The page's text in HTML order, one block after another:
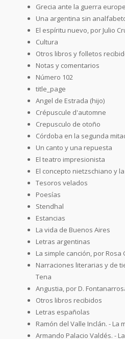
Grecia ante la guerra
Una argentina sin
El espíritu nuevo, por Julio
Cultura
Otros libros y folletos
Notas y comentarios
Número 102
title_page
Angel de Estrada (hijo)
Crépuscule d'automne
Crepusculo de otoño
Córdoba en la segunda
Un canto y una repuesta
El teatro impresionista
El concepto nietzschiano y
Tesoros velados
Poesías
Stendhal
Estancias
La vida de Buenos Aires
Letras argentinas
La simple canción, por Rosa
Narraciones literarias y de
Tena
Angustia, por D.
Otros libros recibidos
Letras españolas
Ramón del Valle Inclán. - La
Armando Palacio Valdés. -